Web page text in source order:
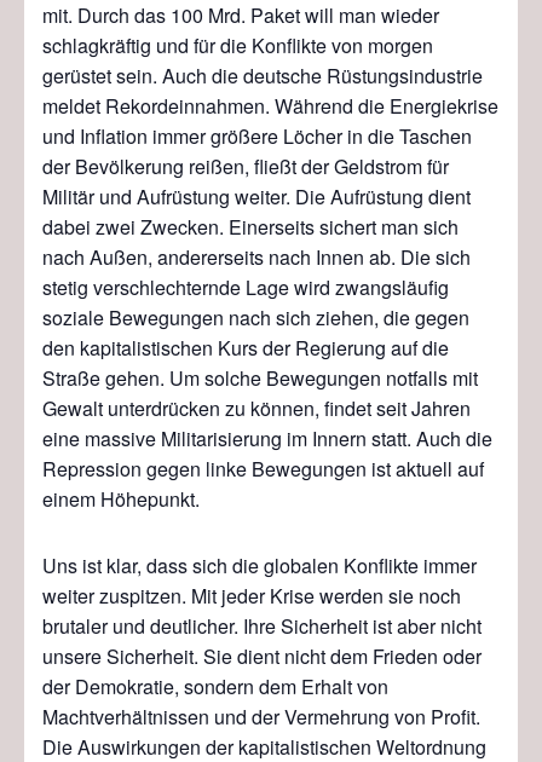
mit. Durch das 100 Mrd. Paket will man wieder
schlagkräftig und für die Konflikte von morgen
gerüstet sein. Auch die deutsche Rüstungsindustrie
meldet Rekordeinnahmen. Während die Energiekrise
und Inflation immer größere Löcher in die Taschen
der Bevölkerung reißen, fließt der Geldstrom für
Militär und Aufrüstung weiter. Die Aufrüstung dient
dabei zwei Zwecken. Einerseits sichert man sich
nach Außen, andererseits nach Innen ab. Die sich
stetig verschlechternde Lage wird zwangsläufig
soziale Bewegungen nach sich ziehen, die gegen
den kapitalistischen Kurs der Regierung auf die
Straße gehen. Um solche Bewegungen notfalls mit
Gewalt unterdrücken zu können, findet seit Jahren
eine massive Militarisierung im Innern statt. Auch die
Repression gegen linke Bewegungen ist aktuell auf
einem Höhepunkt.
Uns ist klar, dass sich die globalen Konflikte immer
weiter zuspitzen. Mit jeder Krise werden sie noch
brutaler und deutlicher. Ihre Sicherheit ist aber nicht
unsere Sicherheit. Sie dient nicht dem Frieden oder
der Demokratie, sondern dem Erhalt von
Machtverhältnissen und der Vermehrung von Profit.
Die Auswirkungen der kapitalistischen Weltordnung